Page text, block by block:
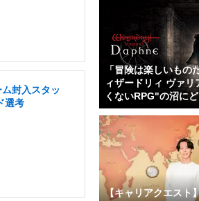
封入スタッ
選考
「冒険は楽しいも
ィザードリィ ヴァ
くないRPG"の沼に
【キャリアクエスト